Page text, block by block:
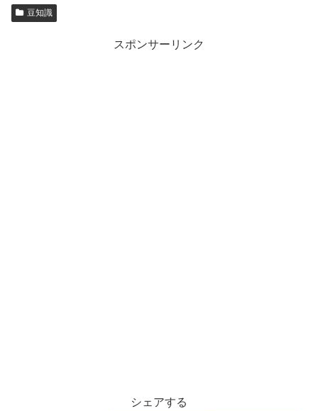
豆知識
スポンサーリンク
シェアする